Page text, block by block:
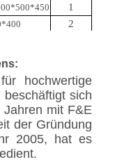
1
2
hochwertige
sich
mit F&E
der Gründung
2005, hat es